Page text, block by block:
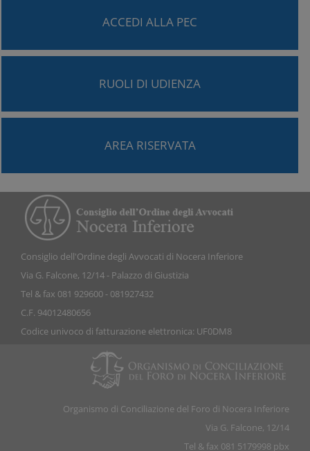
ACCEDI ALLA PEC
RUOLI DI UDIENZA
AREA RISERVATA
Consiglio dell'Ordine degli Avvocati di Nocera Inferiore
Via G. Falcone, 12/14 - Palazzo di Giustizia
Tel & fax 081 929600 - 081927432
C.F. 94012480656
Codice univoco di fatturazione elettronica: UF0DM8
Organismo di Conciliazione del Foro di Nocera Inferiore
Via G. Falcone, 12/14
Tel & fax 081 5179998 pbx